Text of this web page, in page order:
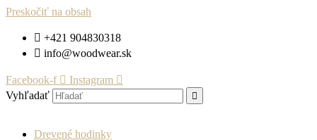
Preskočiť na obsah
+421 904830318
info@woodwear.sk
Facebook-f
Instagram
Vyhľadať
Drevené hodinky